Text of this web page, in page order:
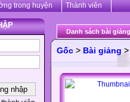
trong huyện Thành viên
Danh sách bài
Gốc > Bài giảng